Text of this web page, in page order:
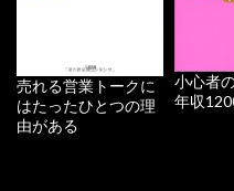
売れる営業トークに
はたったひとつの理
由がある
小心者
年収